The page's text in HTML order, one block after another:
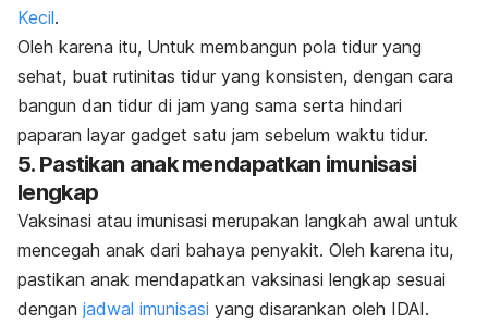
Kecil.
Oleh karena itu, Untuk membangun pola tidur yang
sehat, buat rutinitas tidur yang konsisten, dengan cara
bangun dan tidur di jam yang sama serta hindari
paparan layar gadget satu jam sebelum waktu tidur.
5. Pastikan anak mendapatkan imunisasi
lengkap
Vaksinasi atau imunisasi merupakan langkah awal untuk
mencegah anak dari bahaya penyakit. Oleh karena itu,
pastikan anak mendapatkan vaksinasi lengkap sesuai
dengan jadwal imunisasi yang disarankan oleh IDAI.